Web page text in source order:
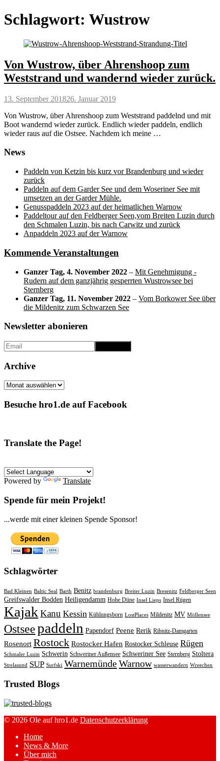
Schlagwort: Wustrow
Von Wustrow, über Ahrenshoop zum
Weststrand und wandernd wieder zurück.
Posted
13. September 201826. Januar 2019
Von Wustrow, über Ahrenshoop zum Weststrand paddelnd und mit
Boot wandernd wieder zurück. Endlich wieder paddeln, endlich
wieder raus auf die Ostsee. Nachdem ich meine …
News
Paddeln von Ketzin bis kurz vor Brandenburg und wieder
zurück
Paddeln auf dem Garder See und dem Woseriner See mit
umsetzen an der Garder Mühle.
Genusspaddeln 2023 auf der heimatlichen Warnow
Paddeltour auf den Feldberger Seen,vom Breiten Luzin durch
den Schmalen Luzin, bis nach Carwitz und zurück
Anpaddeln 2023 auf der Warnow
Kommende Veranstaltungen
Ganzer Tag, 4. November 2022 – Mit Genehmigung -
Rudern auf dem ganzjährig gesperrten Wustrowsee bei
Sternberg
Ganzer Tag, 11. November 2022 – Vom Borkower See über
die Mildenitz zum Schwarzen See
Newsletter abonieren
Archive
Archive
Besuche hro1.de auf Facebook
Translate the Page!
Powered by Translate
Spende für mein Projekt!
...werde mit einer kleinen Spende Sponsor!
Schlagwörter
Bad Kleinen Baltic Seal Barth Benitz brandenburg Breiter Luzin Bresenitz Feldberger Seen
Greifswalder Bodden Heiligendamm Hohe Düne Insel Lieps Insel Rügen
Kajak Kanu Kessin Kühlungsborn LostPlaces Mildenitz MV Möllensee
Ostseepaddeln Papendorf Peene Rerik Ribnitz-Damgarten
Rosenort Rostock Rostocker Hafen Rostocker Schleuse Rügen
Schmaler Luzin Schwerin Schweriner Außensee Schweriner See Sternberg Stoltera
Strelasund SUP Surfski WarnemündeWarnow wasserwandern Wreechen
Trusted Blogs
© 2026 Ole auf hro1.de Datenschutzerklärung
Home
News & More
Über mich